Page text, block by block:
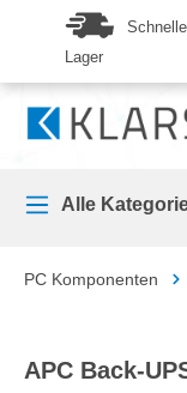
Zur
Lager
Alle
PC Komponenten
APC Back-